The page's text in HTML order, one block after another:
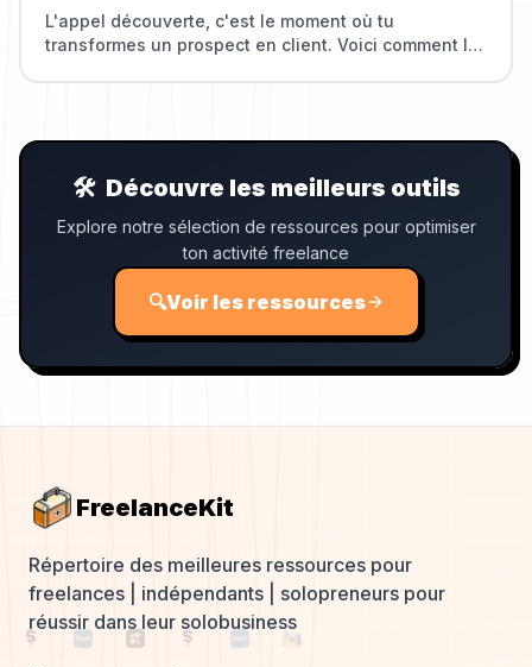
L'appel découverte, c'est le moment où tu
transformes un prospect en client. Voici comment le
🛠️ Découvre les meilleurs outils
Explore notre sélection de ressources pour optimiser
ton activité freelance
🔍Voir les ressources
FreelanceKit
Répertoire des meilleures ressources pour
freelances | indépendants | solopreneurs pour
réussir dans leur solobusiness